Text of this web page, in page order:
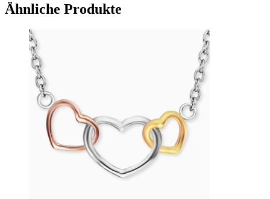
Ähnliche Produkte